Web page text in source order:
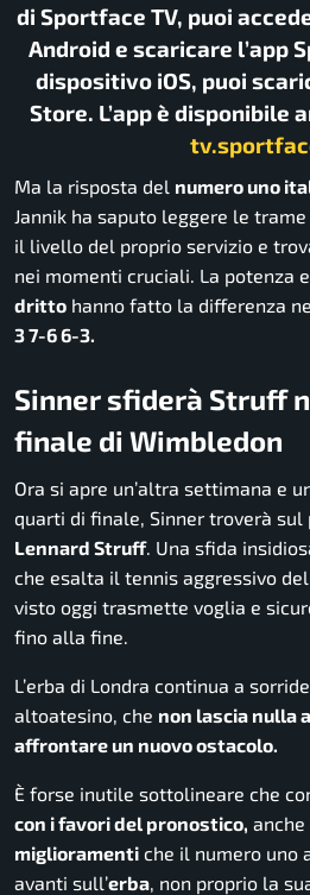
di Sportface TV, puoi
Android e scaricare l’app
dispositivo iOS, puoi
Store. L’app è disponibile
Ma la risposta del numero uno
Jannik ha saputo leggere le
il livello del proprio servizio e
nei momenti cruciali. La potenza
dritto hanno fatto la differenza
3 7-6 6-3.
Sinner sfiderà Struff
finale di Wimbledon
Ora si apre un’altra settimana e
quarti di finale, Sinner troverà sul
Lennard Struff. Una sfida
che esalta il tennis aggressivo
visto oggi trasmette voglia e
fino alla fine.
L’erba di Londra continua a
altoatesino, che non lascia nulla
affrontare un nuovo ostacolo.
È forse inutile sottolineare che
con i favori del pronostico,
miglioramenti che il numero uno
avanti sull’erba, non proprio la